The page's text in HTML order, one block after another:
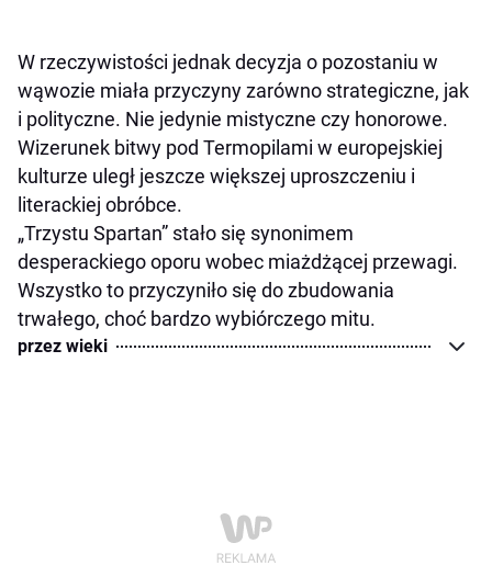
W rzeczywistości jednak decyzja o pozostaniu w
wąwozie miała przyczyny zarówno strategiczne, jak
i polityczne. Nie jedynie mistyczne czy honorowe.
Wizerunek bitwy pod Termopilami w europejskiej
kulturze uległ jeszcze większej uproszczeniu i
literackiej obróbce.
„Trzystu Spartan” stało się synonimem
desperackiego oporu wobec miażdżącej przewagi.
Wszystko to przyczyniło się do zbudowania
trwałego, choć bardzo wybiórczego mitu.
przez wieki